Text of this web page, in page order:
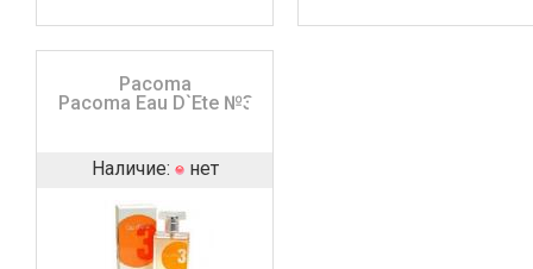
Pacoma
Pacoma Eau D`Ete №3
Наличие: нет